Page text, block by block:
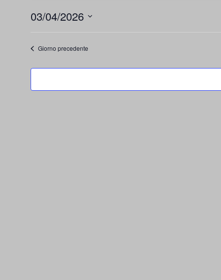
Aprile,
03/04/2026
data.Giorno precedente